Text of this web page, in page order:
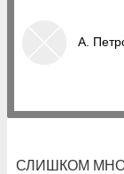
А.
СЛИШКОМ